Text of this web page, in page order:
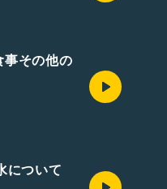
事その他の
について